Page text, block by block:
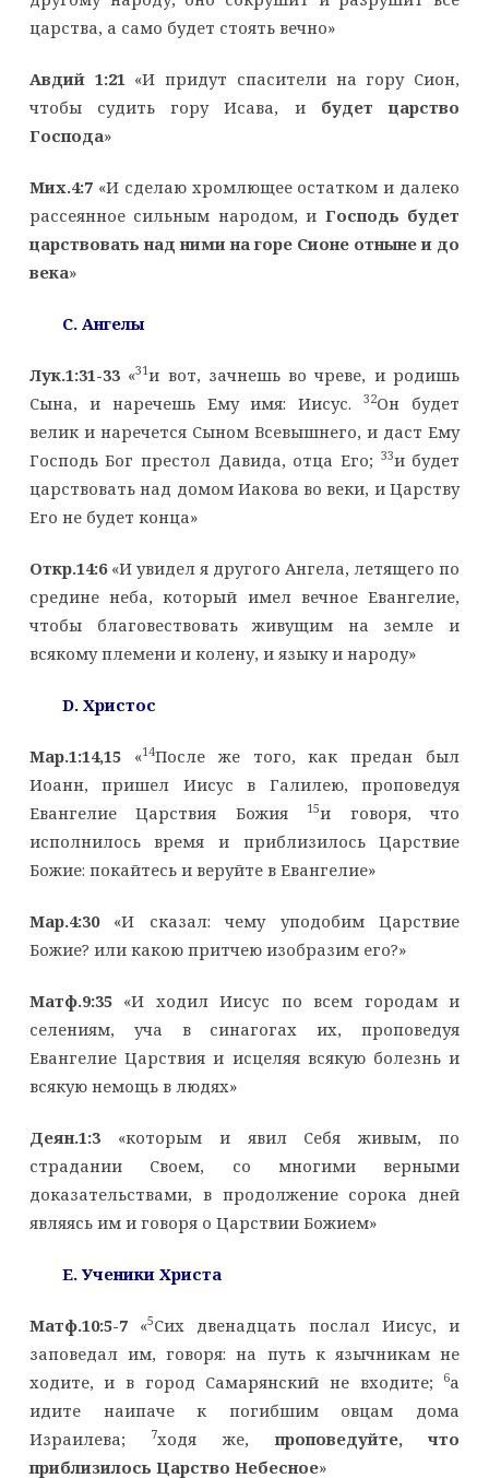
царства, а само будет стоять вечно»
Авдий 1:21 «И придут спасители на гору Сион,
чтобы судить гору Исава, и будет царство
Господа»
Мих.4:7«И сделаю хромлющее остатком и далеко
рассеянное сильным народом, и Господь будет
царствовать над ними на горе Сионе отныне и до
века»
C. Ангелы
Лук.1:31-33«31и вот, зачнешь во чреве, и родишь
Сына, и наречешь Ему имя: Иисус.32Он будет
велик и наречется Сыном Всевышнего, и даст Ему
Господь Бог престол Давида, отца Его; 33и будет
царствовать над домом Иакова во веки, и Царству
Его не будет конца»
Откр.14:6«И увидел я другого Ангела, летящего по
средине неба, который имел вечное Евангелие,
чтобы благовествовать живущим на земле и
всякому племени и колену, и языку и народу»
D. Христос
Мар.1:14,15«14После же того, как предан был
Иоанн, пришел Иисус в Галилею, проповедуя
Евангелие Царствия Божия
15и говоря, что
исполнилось время и приблизилось Царствие
Божие: покайтесь и веруйте в Евангелие»
Мар.4:30«И сказал: чему уподобим Царствие
Божие? или какою притчею изобразим его?»
Матф.9:35 «И ходил Иисус по всем городам и
селениям, уча в синагогах их, проповедуя
Евангелие Царствия и исцеляя всякую болезнь и
всякую немощь в людях»
Деян.1:3«которым и явил Себя живым, по
страдании Своем, со многими верными
доказательствами, в продолжение сорока дней
являясь им и говоря о Царствии Божием»
E. Ученики Христа
Матф.10:5-7«5Сих двенадцать послал Иисус, и
заповедал им, говоря: на путь к язычникам не
ходите, и в город Самарянский не входите;
6а
идите наипаче к погибшим овцам дома
Израилева;
7ходя же,проповедуйте, что
приблизилось Царство Небесное»